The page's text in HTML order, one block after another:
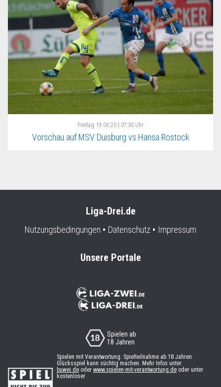
Freitag 19.06.20 | 07:30 Uhr
Vorschau auf MSV Duisburg vs Hansa Rostock
Liga-Drei.de
Nutzungsbedingungen Datenschutz Impressum
Unsere Portale
Spielen ab
18 Jahren
Spielen mit Verantwortung. Spielteilnahme ab 18 Jahren.
Glücksspiel kann süchtig machen. Mehr Infos unter:
buwei.deoder www.spielen-mit-verantwortung.deoder unter
kostenloser